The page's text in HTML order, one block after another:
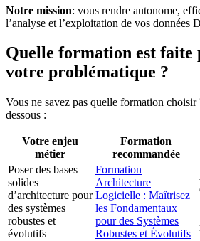
Notre mission: vous rendre autonome,
l’analyse et l’exploitation de vos données
Quelle formation est faite
votre problématique ?
Vous ne savez pas quelle formation
dessous :
Votre enjeu
métier
Formation
recommandée
Poser des bases
solides
d’architecture pour
des systèmes
robustes et
évolutifs
Formation
Architecture
Logicielle : Maîtrisez
les Fondamentaux
pour des Systèmes
Robustes et Évolutifs